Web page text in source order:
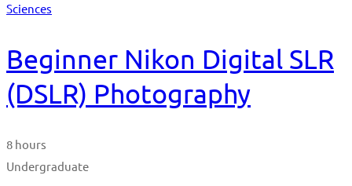
Sciences
Beginner Nikon Digital SLR
(DSLR) Photography
8 hours
Undergraduate